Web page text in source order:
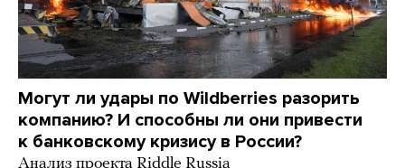
Могут ли удары по Wildberries разорить
компанию? И способны ли они привести
к банковскому кризису в России?
Анализ проекта Riddle Russia